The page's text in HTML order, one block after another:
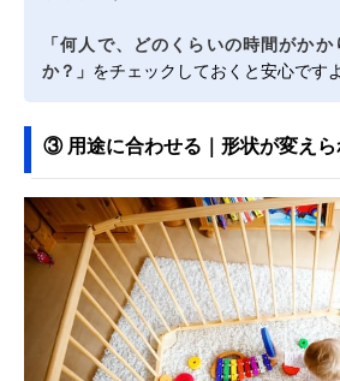
「何人で、どのくらいの時間がか
か？」 をチェックしておくと安心ですよ
③ 用途に合わせる｜形状が変えら